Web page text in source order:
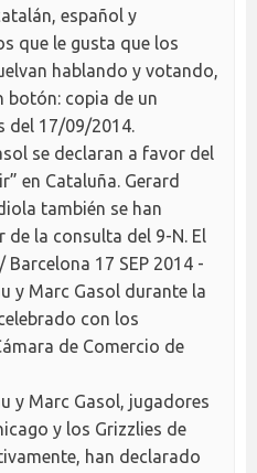
español y
que le gusta que los
hablando y votando,
botón: copia de un
del 17/09/2014.
se declaran a favor del
en Cataluña. Gerard
también se han
la consulta del 9-N. El
Barcelona 17 SEP 2014 -
y Marc Gasol durante la
con los
de Comercio de
y Marc Gasol, jugadores
y los Grizzlies de
han declarado